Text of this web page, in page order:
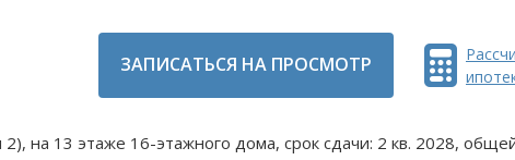
ЗАПИСАТЬСЯ НА ПРОСМОТР
на 13 этаже 16-этажного дома, срок сдачи: 2 кв. 2028,